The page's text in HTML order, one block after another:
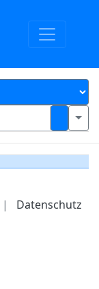
| Datenschutz